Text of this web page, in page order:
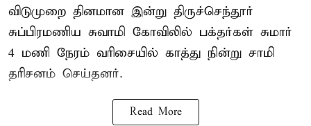
விடுமுறை தினமான இன்று திருச்செந்தூர்
சுப்பிரமணிய சுவாமி கோவிலில் பக்தர்கள் சுமார்
4 மணி நேரம் வரிசையில் காத்து நின்று சாமி
தரிசனம் செய்தனர்.
Read More